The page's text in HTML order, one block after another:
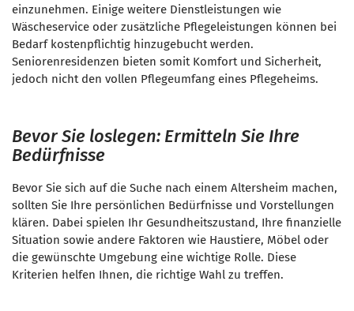
einzunehmen. Einige weitere Dienstleistungen wie
Wäscheservice oder zusätzliche Pflegeleistungen können bei
Bedarf kostenpflichtig hinzugebucht werden.
Seniorenresidenzen bieten somit Komfort und Sicherheit,
jedoch nicht den vollen Pflegeumfang eines Pflegeheims.
Bevor Sie loslegen: Ermitteln Sie Ihre
Bedürfnisse
Bevor Sie sich auf die Suche nach einem Altersheim machen,
sollten Sie Ihre persönlichen Bedürfnisse und Vorstellungen
klären. Dabei spielen Ihr Gesundheitszustand, Ihre finanzielle
Situation sowie andere Faktoren wie Haustiere, Möbel oder
die gewünschte Umgebung eine wichtige Rolle. Diese
Kriterien helfen Ihnen, die richtige Wahl zu treffen.